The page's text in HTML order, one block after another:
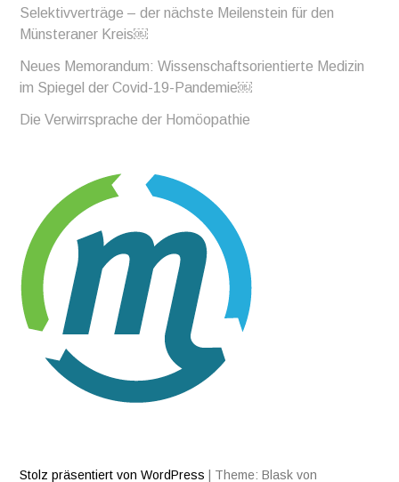
Selektivverträge – der nächste Meilenstein für den
Münsteraner Kreis￼
Neues Memorandum: Wissenschaftsorientierte Medizin
im Spiegel der Covid-19-Pandemie￼
Die Verwirrsprache der Homöopathie
Stolz präsentiert von WordPress Theme: Blask von